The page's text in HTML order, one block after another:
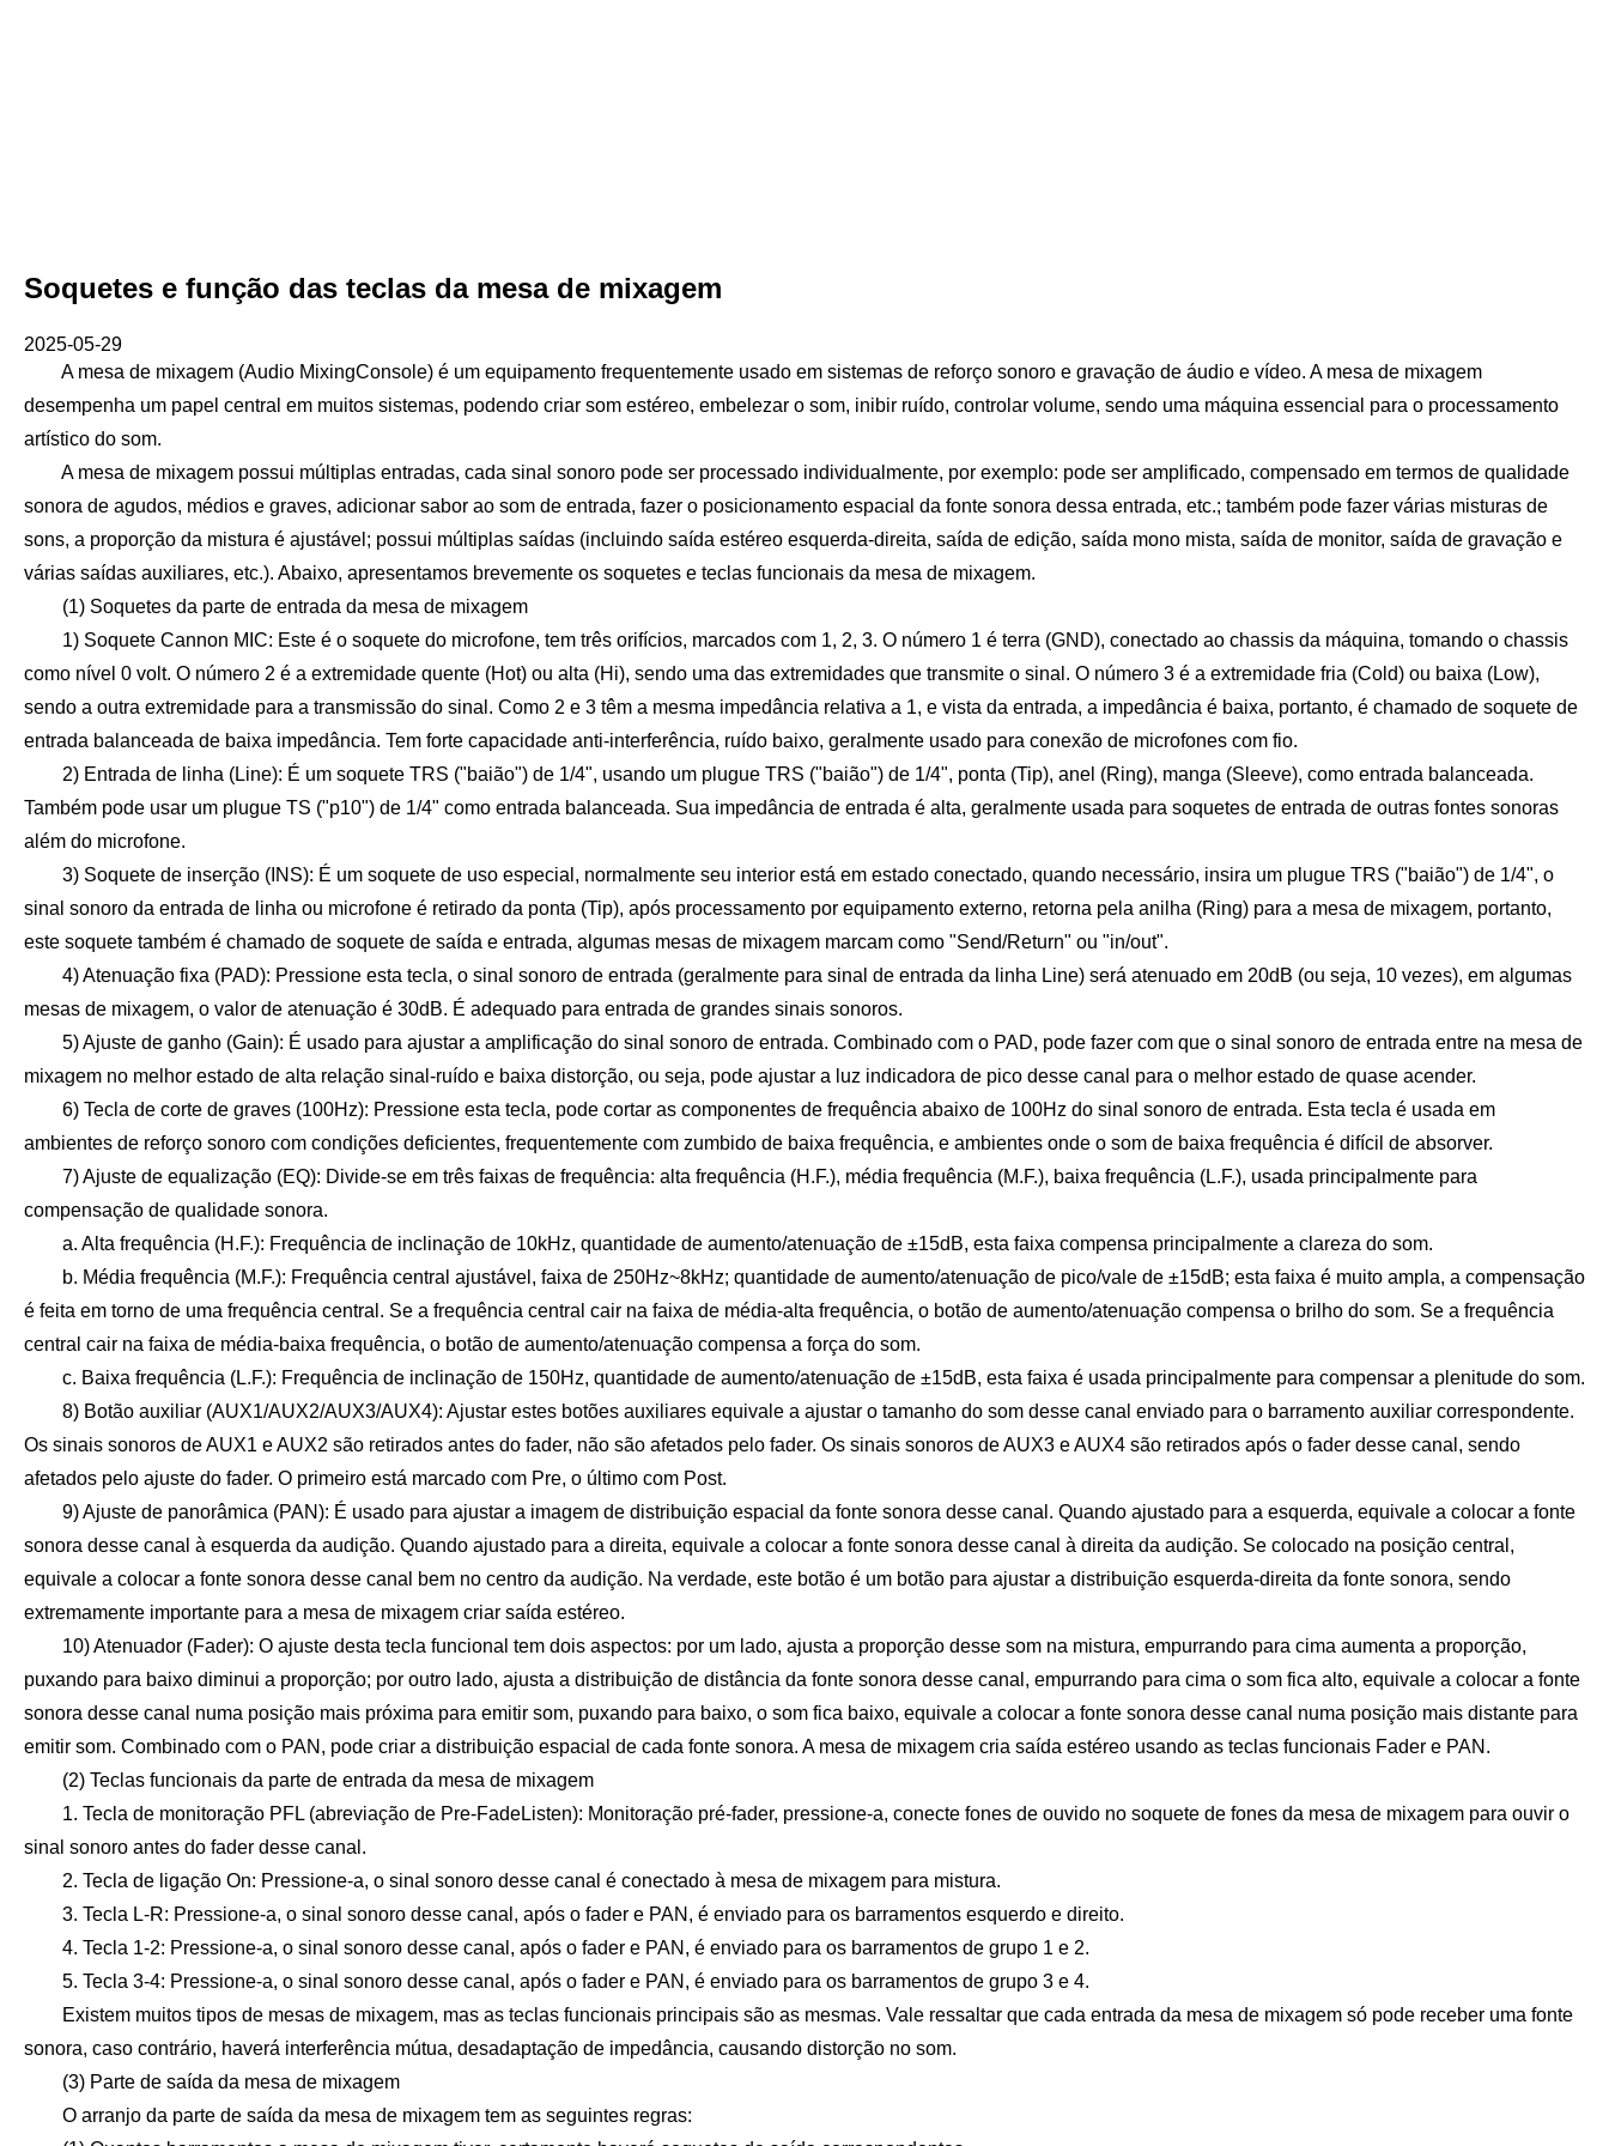
Soquetes e função das teclas da mesa de mixagem
2025-05-29
A mesa de mixagem (Audio MixingConsole) é um equipamento frequentemente usado em sistemas de reforço sonoro e gravação de áudio e vídeo. A mesa de mixagem
desempenha um papel central em muitos sistemas, podendo criar som estéreo, embelezar o som, inibir ruído, controlar volume, sendo uma máquina essencial para o processamento
artístico do som.
A mesa de mixagem possui múltiplas entradas, cada sinal sonoro pode ser processado individualmente, por exemplo: pode ser amplificado, compensado em termos de qualidade
sonora de agudos, médios e graves, adicionar sabor ao som de entrada, fazer o posicionamento espacial da fonte sonora dessa entrada, etc.; também pode fazer várias misturas de
sons, a proporção da mistura é ajustável; possui múltiplas saídas (incluindo saída estéreo esquerda-direita, saída de edição, saída mono mista, saída de monitor, saída de gravação e
várias saídas auxiliares, etc.). Abaixo, apresentamos brevemente os soquetes e teclas funcionais da mesa de mixagem.
(1) Soquetes da parte de entrada da mesa de mixagem
1) Soquete Cannon MIC: Este é o soquete do microfone, tem três orifícios, marcados com 1, 2, 3. O número 1 é terra (GND), conectado ao chassis da máquina, tomando o chassis
como nível 0 volt. O número 2 é a extremidade quente (Hot) ou alta (Hi), sendo uma das extremidades que transmite o sinal. O número 3 é a extremidade fria (Cold) ou baixa (Low),
sendo a outra extremidade para a transmissão do sinal. Como 2 e 3 têm a mesma impedância relativa a 1, e vista da entrada, a impedância é baixa, portanto, é chamado de soquete de
entrada balanceada de baixa impedância. Tem forte capacidade anti-interferência, ruído baixo, geralmente usado para conexão de microfones com fio.
2) Entrada de linha (Line): É um soquete TRS ("baião") de 1/4", usando um plugue TRS ("baião") de 1/4", ponta (Tip), anel (Ring), manga (Sleeve), como entrada balanceada.
Também pode usar um plugue TS ("p10") de 1/4" como entrada balanceada. Sua impedância de entrada é alta, geralmente usada para soquetes de entrada de outras fontes sonoras
além do microfone.
3) Soquete de inserção (INS): É um soquete de uso especial, normalmente seu interior está em estado conectado, quando necessário, insira um plugue TRS ("baião") de 1/4", o
sinal sonoro da entrada de linha ou microfone é retirado da ponta (Tip), após processamento por equipamento externo, retorna pela anilha (Ring) para a mesa de mixagem, portanto,
este soquete também é chamado de soquete de saída e entrada, algumas mesas de mixagem marcam como "Send/Return" ou "in/out".
4) Atenuação fixa (PAD): Pressione esta tecla, o sinal sonoro de entrada (geralmente para sinal de entrada da linha Line) será atenuado em 20dB (ou seja, 10 vezes), em algumas
mesas de mixagem, o valor de atenuação é 30dB. É adequado para entrada de grandes sinais sonoros.
5) Ajuste de ganho (Gain): É usado para ajustar a amplificação do sinal sonoro de entrada. Combinado com o PAD, pode fazer com que o sinal sonoro de entrada entre na mesa de
mixagem no melhor estado de alta relação sinal-ruído e baixa distorção, ou seja, pode ajustar a luz indicadora de pico desse canal para o melhor estado de quase acender.
6) Tecla de corte de graves (100Hz): Pressione esta tecla, pode cortar as componentes de frequência abaixo de 100Hz do sinal sonoro de entrada. Esta tecla é usada em
ambientes de reforço sonoro com condições deficientes, frequentemente com zumbido de baixa frequência, e ambientes onde o som de baixa frequência é difícil de absorver.
7) Ajuste de equalização (EQ): Divide-se em três faixas de frequência: alta frequência (H.F.), média frequência (M.F.), baixa frequência (L.F.), usada principalmente para
compensação de qualidade sonora.
a. Alta frequência (H.F.): Frequência de inclinação de 10kHz, quantidade de aumento/atenuação de ±15dB, esta faixa compensa principalmente a clareza do som.
b. Média frequência (M.F.): Frequência central ajustável, faixa de 250Hz~8kHz; quantidade de aumento/atenuação de pico/vale de ±15dB; esta faixa é muito ampla, a compensação
é feita em torno de uma frequência central. Se a frequência central cair na faixa de média-alta frequência, o botão de aumento/atenuação compensa o brilho do som. Se a frequência
central cair na faixa de média-baixa frequência, o botão de aumento/atenuação compensa a força do som.
c. Baixa frequência (L.F.): Frequência de inclinação de 150Hz, quantidade de aumento/atenuação de ±15dB, esta faixa é usada principalmente para compensar a plenitude do som.
8) Botão auxiliar (AUX1/AUX2/AUX3/AUX4): Ajustar estes botões auxiliares equivale a ajustar o tamanho do som desse canal enviado para o barramento auxiliar correspondente.
Os sinais sonoros de AUX1 e AUX2 são retirados antes do fader, não são afetados pelo fader. Os sinais sonoros de AUX3 e AUX4 são retirados após o fader desse canal, sendo
afetados pelo ajuste do fader. O primeiro está marcado com Pre, o último com Post.
9) Ajuste de panorâmica (PAN): É usado para ajustar a imagem de distribuição espacial da fonte sonora desse canal. Quando ajustado para a esquerda, equivale a colocar a fonte
sonora desse canal à esquerda da audição. Quando ajustado para a direita, equivale a colocar a fonte sonora desse canal à direita da audição. Se colocado na posição central,
equivale a colocar a fonte sonora desse canal bem no centro da audição. Na verdade, este botão é um botão para ajustar a distribuição esquerda-direita da fonte sonora, sendo
extremamente importante para a mesa de mixagem criar saída estéreo.
10) Atenuador (Fader): O ajuste desta tecla funcional tem dois aspectos: por um lado, ajusta a proporção desse som na mistura, empurrando para cima aumenta a proporção,
puxando para baixo diminui a proporção; por outro lado, ajusta a distribuição de distância da fonte sonora desse canal, empurrando para cima o som fica alto, equivale a colocar a fonte
sonora desse canal numa posição mais próxima para emitir som, puxando para baixo, o som fica baixo, equivale a colocar a fonte sonora desse canal numa posição mais distante para
emitir som. Combinado com o PAN, pode criar a distribuição espacial de cada fonte sonora. A mesa de mixagem cria saída estéreo usando as teclas funcionais Fader e PAN.
(2) Teclas funcionais da parte de entrada da mesa de mixagem
1. Tecla de monitoração PFL (abreviação de Pre-FadeListen): Monitoração pré-fader, pressione-a, conecte fones de ouvido no soquete de fones da mesa de mixagem para ouvir o
sinal sonoro antes do fader desse canal.
2. Tecla de ligação On: Pressione-a, o sinal sonoro desse canal é conectado à mesa de mixagem para mistura.
3. Tecla L-R: Pressione-a, o sinal sonoro desse canal, após o fader e PAN, é enviado para os barramentos esquerdo e direito.
4. Tecla 1-2: Pressione-a, o sinal sonoro desse canal, após o fader e PAN, é enviado para os barramentos de grupo 1 e 2.
5. Tecla 3-4: Pressione-a, o sinal sonoro desse canal, após o fader e PAN, é enviado para os barramentos de grupo 3 e 4.
Existem muitos tipos de mesas de mixagem, mas as teclas funcionais principais são as mesmas. Vale ressaltar que cada entrada da mesa de mixagem só pode receber uma fonte
sonora, caso contrário, haverá interferência mútua, desadaptação de impedância, causando distorção no som.
(3) Parte de saída da mesa de mixagem
O arranjo da parte de saída da mesa de mixagem tem as seguintes regras: